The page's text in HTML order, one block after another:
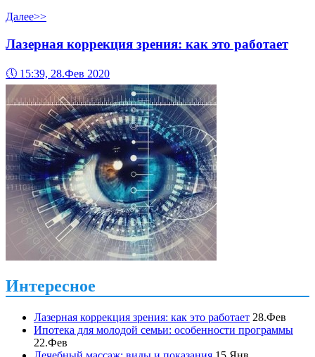
Далее>>
Лазерная коррекция зрения: как это работает
🕔 15:39, 28.Фев 2020
Интересное
Лазерная коррекция зрения: как это работает 28.Фев
Ипотека для молодой семьи: особенности программы
22.Фев